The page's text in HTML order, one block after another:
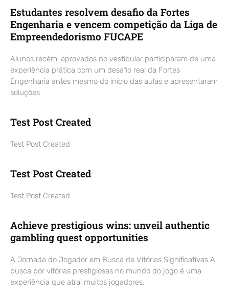
Estudantes resolvem desafio da Fortes
Engenharia e vencem competição da Liga de
Empreendedorismo FUCAPE
Alunos recém-aprovados no vestibular participaram de uma
experiência prática com um desafio real da Fortes
Engenharia antes mesmo do início das aulas e apresentaram
soluções
Test Post Created
Test Post Created
Test Post Created
Test Post Created
Achieve prestigious wins: unveil authentic
gambling quest opportunities
A Jornada do Jogador em Busca de Vitórias Significativas A
busca por vitórias prestigiosas no mundo do jogo é uma
experiência que atrai muitos jogadores,